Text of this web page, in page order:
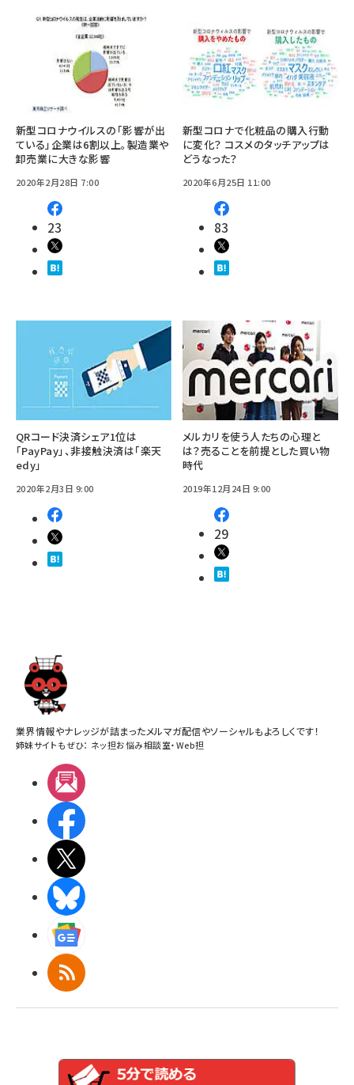
新型コロナウイルスの「影響が出
ている」企業は6割以上。製造業や
卸売業に大きな影響
2020年2月28日 7:00
23
新型コロナで化粧品の購入行動
に変化？ コスメのタッチアップは
どうなった？
2020年6月25日 11:00
83
QRコード決済シェア1位は
「PayPay」、非接触決済は「楽天
edy」
2020年2月3日 9:00
メルカリを使う人たちの心理と
は？売ることを前提とした買い物
時代
2019年12月24日 9:00
29
業界情報やナレッジが詰まったメルマガ配信やソーシャルもよろしくです！
姉妹サイトもぜひ： ネッ担お悩み相談室・Web担
RSS